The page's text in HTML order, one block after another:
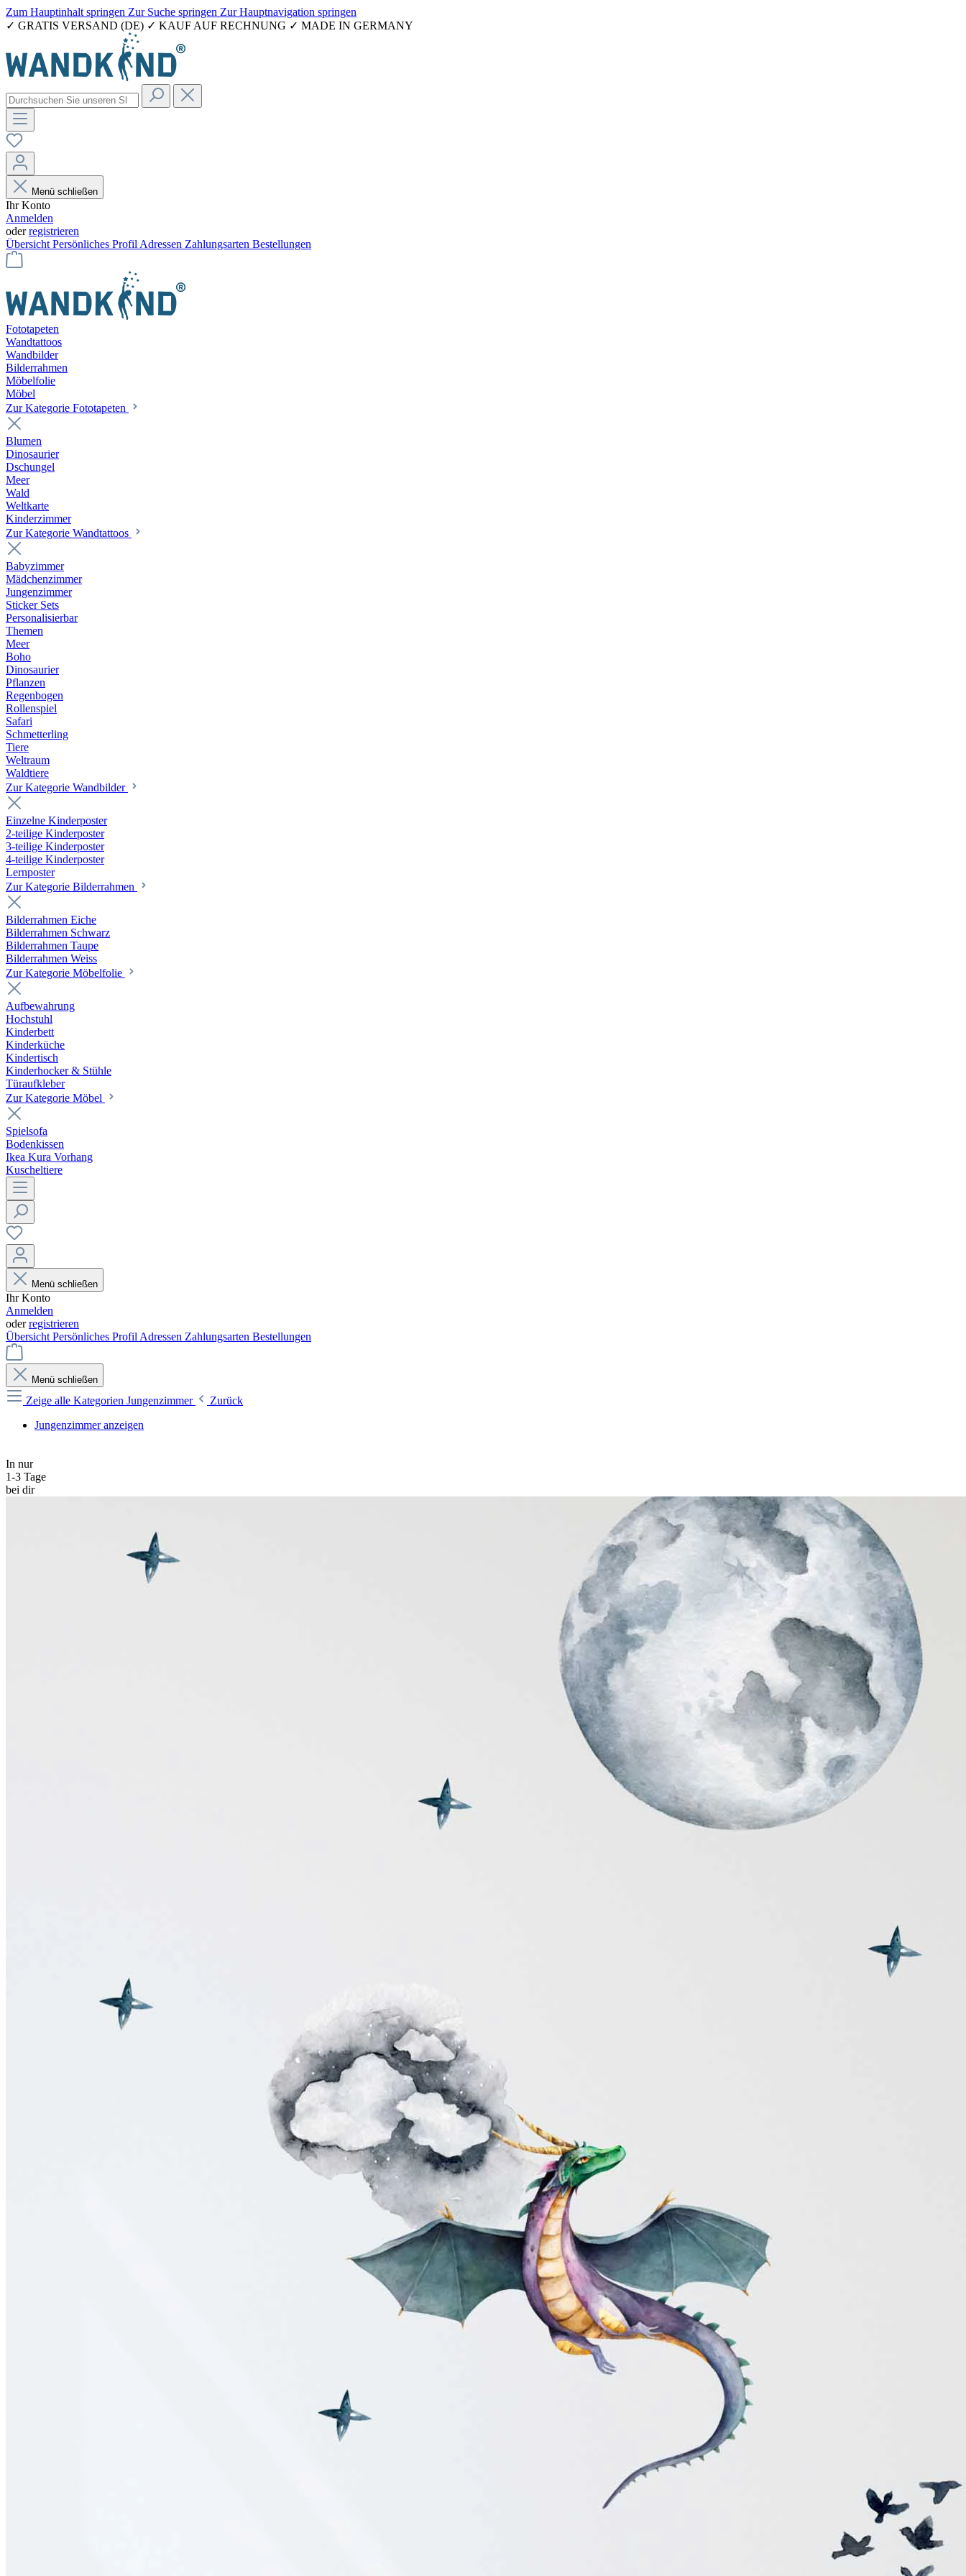
Zum Hauptinhalt springen Zur Suche springen Zur Hauptnavigation springen
✓ GRATIS VERSAND (DE) ✓ KAUF AUF RECHNUNG ✓ MADE IN GERMANY
Menü schließen
Ihr Konto
Anmelden
oderregistrieren
Übersicht Persönliches Profil Adressen Zahlungsarten Bestellungen
Fototapeten
Wandtattoos
Wandbilder
Bilderrahmen
Möbelfolie
Möbel
Zur Kategorie Fototapeten
Blumen
Dinosaurier
Dschungel
Meer
Wald
Weltkarte
Kinderzimmer
Zur Kategorie Wandtattoos
Babyzimmer
Mädchenzimmer
Jungenzimmer
Sticker Sets
Personalisierbar
Themen
Meer
Boho
Dinosaurier
Pflanzen
Regenbogen
Rollenspiel
Safari
Schmetterling
Tiere
Weltraum
Waldtiere
Zur Kategorie Wandbilder
Einzelne Kinderposter
2-teilige Kinderposter
3-teilige Kinderposter
4-teilige Kinderposter
Lernposter
Zur Kategorie Bilderrahmen
Bilderrahmen Eiche
Bilderrahmen Schwarz
Bilderrahmen Taupe
Bilderrahmen Weiss
Zur Kategorie Möbelfolie
Aufbewahrung
Hochstuhl
Kinderbett
Kinderküche
Kindertisch
Kinderhocker & Stühle
Türaufkleber
Zur Kategorie Möbel
Spielsofa
Bodenkissen
Ikea Kura Vorhang
Kuscheltiere
Menü schließen
Ihr Konto
Anmelden
oderregistrieren
Übersicht Persönliches Profil Adressen Zahlungsarten Bestellungen
Menü schließen
Zeige alle Kategorien Jungenzimmer
Zurück
Jungenzimmer anzeigen
In nur
1-3 Tage
bei dir